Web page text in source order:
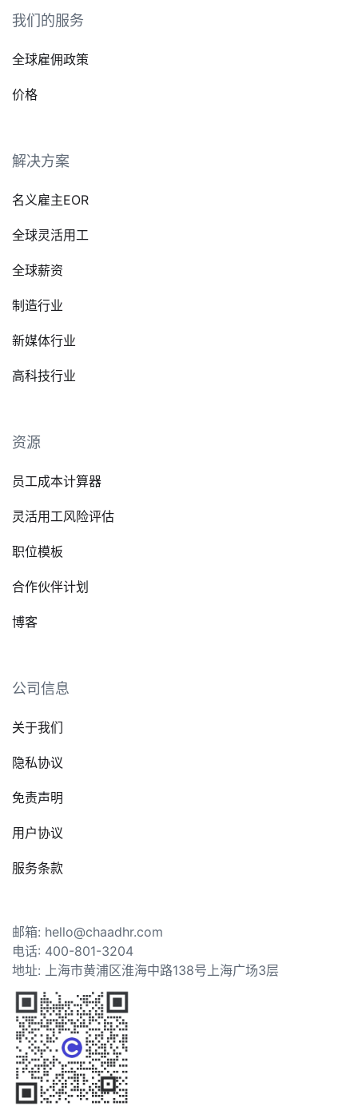
我们的服务
全球雇佣政策
价格
解决方案
名义雇主EOR
全球灵活用工
全球薪资
制造行业
新媒体行业
高科技行业
资源
员工成本计算器
灵活用工风险评估
职位模板
合作伙伴计划
博客
公司信息
关于我们
隐私协议
免责声明
用户协议
服务条款
邮箱: hello@chaadhr.com
电话: 400-801-3204
地址: 上海市黄浦区淮海中路138号上海广场3层